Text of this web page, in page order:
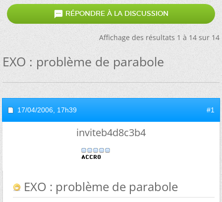
 RÉPONDRE À LA DISCUSSION
Affichage des résultats 1 à 14 sur 14
EXO : problème de parabole
17/04/2006, 17h39 #1
inviteb4d8c3b4
EXO : problème de parabole